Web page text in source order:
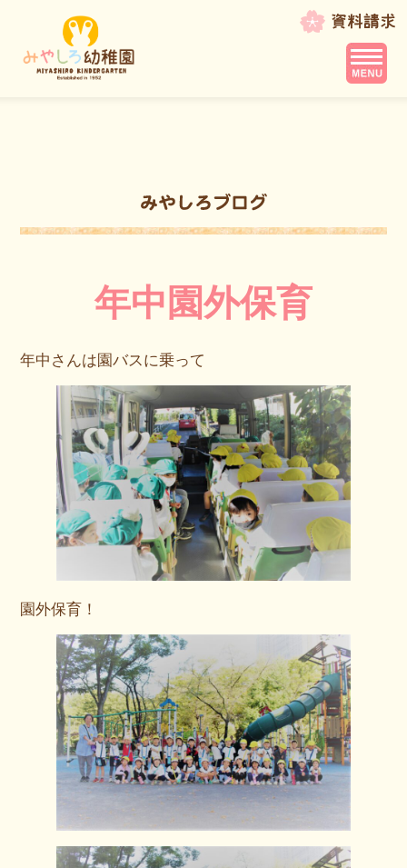
年中園外保育
年中さんは園バスに乗って
園外保育！